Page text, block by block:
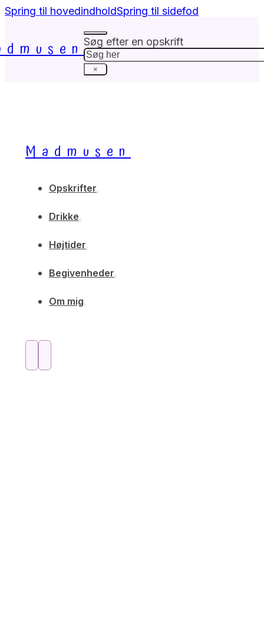
Spring til hovedindholdSpring til sidefod
Søg efter en opskrift
Søg
×
Madmusen
Opskrifter
Drikke
Højtider
Begivenheder
Om mig